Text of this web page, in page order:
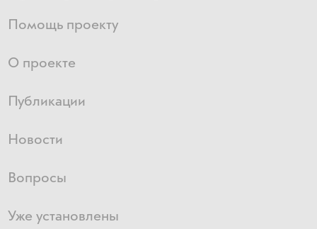
Помощь проекту
О проекте
Публикации
Новости
Вопросы
Уже установлены